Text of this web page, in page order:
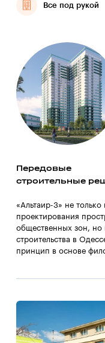
Все под рукой
Передовые
строительные
«Альтаир-3» не
проектирования
общественных зон, но
строительства в
принцип в основе